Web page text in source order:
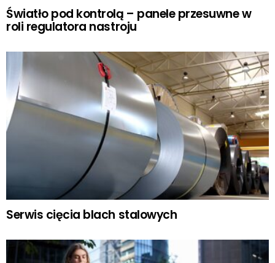
Światło pod kontrolą – panele przesuwne w
roli regulatora nastroju
Serwis cięcia blach stalowych